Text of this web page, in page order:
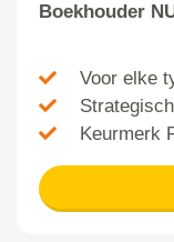
Boekhouder
Voor elke
Keurmerk